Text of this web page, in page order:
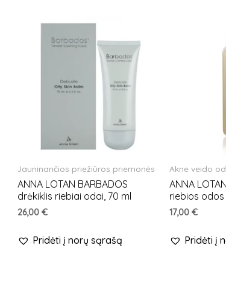
Jauninančios priežiūros priemonės
ANNA LOTAN BARBADOS
drėkiklis riebiai odai, 70 ml
26,00€
Pridėti į norų sąrašą
Akne veido
ANNA
riebios
17,00 €
Pridėti į